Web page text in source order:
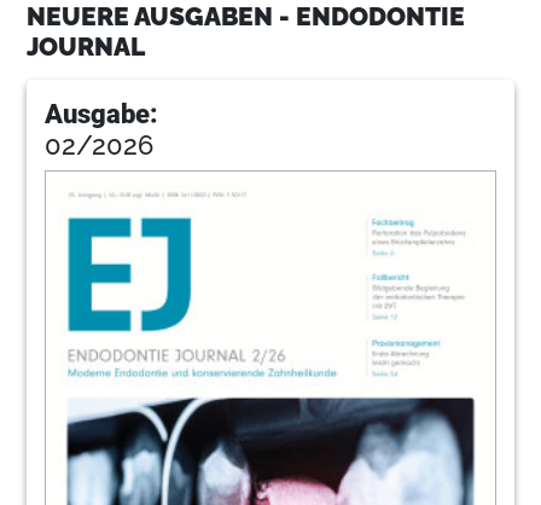
26Ck
29Pakura
Wolckemehmke
Binus
39Pr
42Bvaz
NEUERE AUSGABEN - ENDODONTIE
JOURNAL
Ausgabe:
02/2026